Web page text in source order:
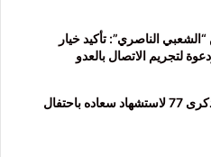
الناصري”: تأكيد خيار
لتجريم الاتصال بالعدو
منفذية عكار في القومي تحيي الذكرى 77 لاستشهاد سعاده باحتفال